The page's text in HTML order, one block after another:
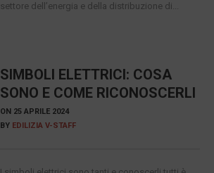
settore dell’energia e della distribuzione di...
SIMBOLI ELETTRICI: COSA
SONO E COME RICONOSCERLI
ON 25 APRILE 2024
BY EDILIZIA V-STAFF